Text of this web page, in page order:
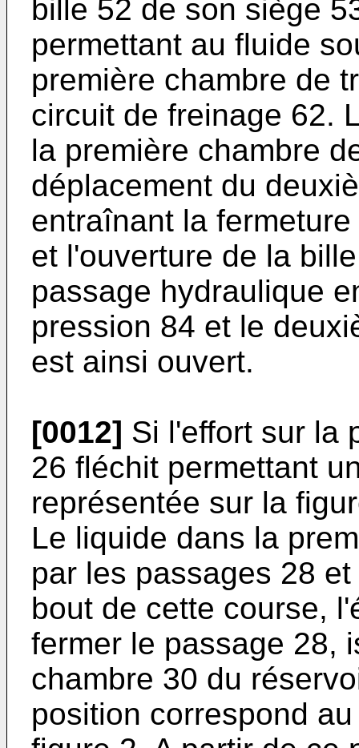
bille 52 de son siège
permettant au fluide
première chambre de
circuit de freinage 62.
la première chambre
déplacement du
entraînant la
et l'ouverture de la
passage hydraulique
pression 84 et le
est ainsi ouvert.
[0012] Si l'effort sur la
26 fléchit permettant
représentée sur la
Le liquide dans la
par les passages 28
bout de cette course,
fermer le passage 28,
chambre 30 du
position correspond